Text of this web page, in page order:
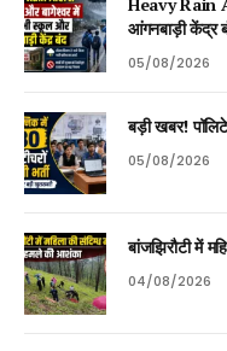
Heavy Rain
आंगनबाड़ी केंद्र
05/08/2026
बड़ी खबर!
05/08/2026
बांजझिरौटी में
04/08/2026